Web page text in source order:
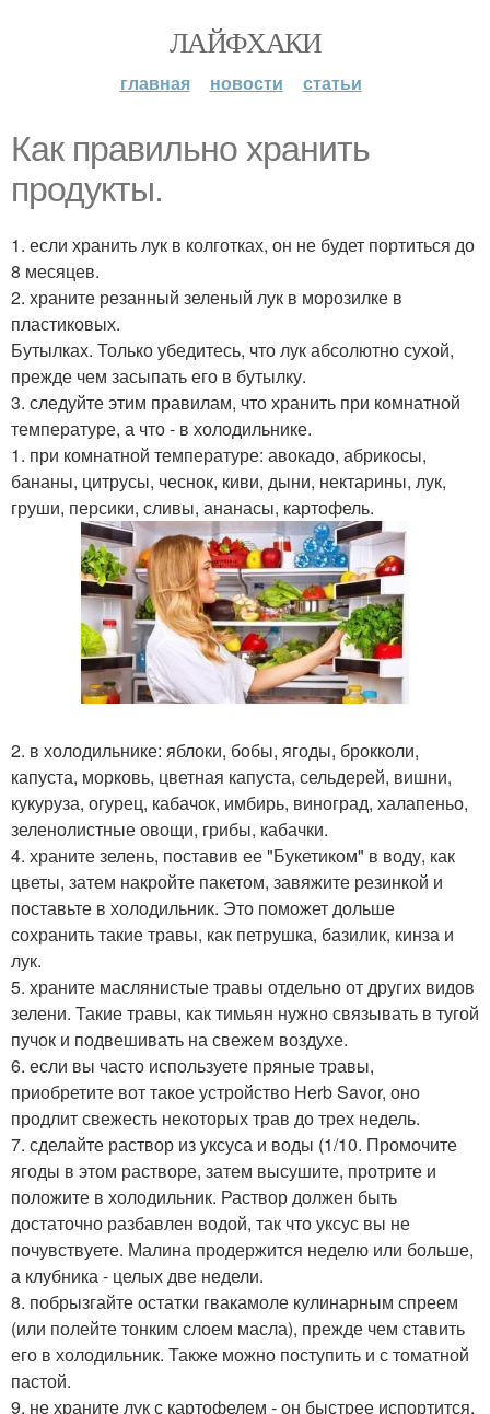
ЛАЙФХАКИ
главная новости статьи
Как правильно хранить
продукты.
1. если хранить лук в колготках, он не будет портиться до
8 месяцев.
2. храните резанный зеленый лук в морозилке в
пластиковых.
Бутылках. Только убедитесь, что лук абсолютно сухой,
прежде чем засыпать его в бутылку.
3. следуйте этим правилам, что хранить при комнатной
температуре, а что - в холодильнике.
1. при комнатной температуре: авокадо, абрикосы,
бананы, цитрусы, чеснок, киви, дыни, нектарины, лук,
груши, персики, сливы, ананасы, картофель.
2. в холодильнике: яблоки, бобы, ягоды, брокколи,
капуста, морковь, цветная капуста, сельдерей, вишни,
кукуруза, огурец, кабачок, имбирь, виноград, халапеньо,
зеленолистные овощи, грибы, кабачки.
4. храните зелень, поставив ее "Букетиком" в воду, как
цветы, затем накройте пакетом, завяжите резинкой и
поставьте в холодильник. Это поможет дольше
сохранить такие травы, как петрушка, базилик, кинза и
лук.
5. храните маслянистые травы отдельно от других видов
зелени. Такие травы, как тимьян нужно связывать в тугой
пучок и подвешивать на свежем воздухе.
6. если вы часто используете пряные травы,
приобретите вот такое устройство Herb Savor, оно
продлит свежесть некоторых трав до трех недель.
7. сделайте раствор из уксуса и воды (1/10. Промочите
ягоды в этом растворе, затем высушите, протрите и
положите в холодильник. Раствор должен быть
достаточно разбавлен водой, так что уксус вы не
почувствуете. Малина продержится неделю или больше,
а клубника - целых две недели.
8. побрызгайте остатки гвакамоле кулинарным спреем
(или полейте тонким слоем масла), прежде чем ставить
его в холодильник. Также можно поступить и с томатной
пастой.
9. не храните лук с картофелем - он быстрее испортится.